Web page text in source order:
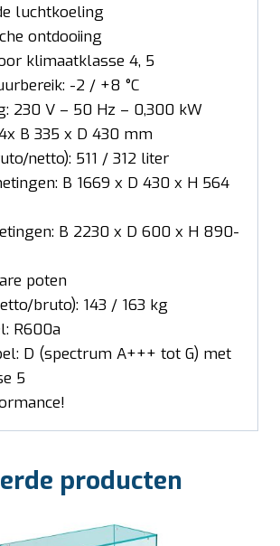
luchtkoeling
ontdooiing
klimaatklasse 4, 5
-2 / +8 °C
230 V – 50 Hz – 0,300 kW
B 335 x D 430 mm
netto): 511 / 312 liter
B 1669 x D 430 x H 564
B 2230 x D 600 x H 890-
poten
bruto): 143 / 163 kg
R600a
D (spectrum A+++ tot G) met
5
producten